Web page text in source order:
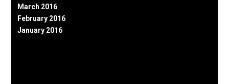
March 2016
February 2016
January 2016